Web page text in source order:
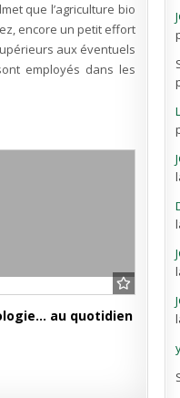
que l’agriculture bio
encore un petit effort
aux éventuels
employés dans les
au quotidien